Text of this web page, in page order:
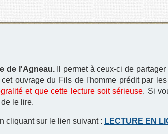
de l'Agneau.Il permet à ceux-ci de
ouvrage du Fils de l'homme prédit par
et que cette lecture soit sérieuse. Si
le lire.
cliquant sur le lien suivant : LECTURE EN